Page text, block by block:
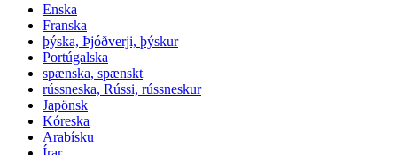
Enska
Franska
þýska, Þjóðverji, þýskur
Portúgalska
spænska, spænskt
rússneska, Rússi, rússneskur
Japönsk
Kóreska
Arabísku